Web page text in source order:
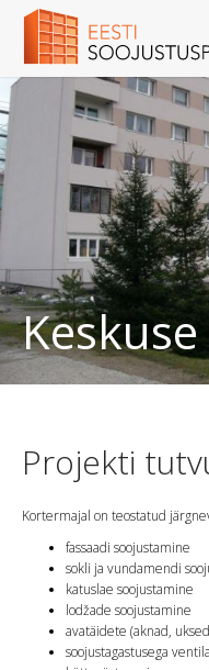
Projekti
Kortermajal on teostatud
fassaadi soojustamine
sokli ja vundamendi
katuslae soojustamine
lodžade soojustamine
avatäidete (aknad,
soojustagastusega